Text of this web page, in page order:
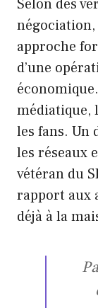
Selon des
approche
d’une
médiatique,
les fans. Un
les réseaux
vétéran du S
rapport aux
déjà à la